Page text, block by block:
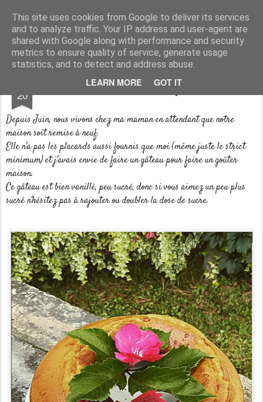
This site uses cookies from Google to deliver its services
and to analyze traffic. Your IP address and user-agent are
shared with Google along with performance and security
metrics to ensure quality of service, generate usage
statistics, and to detect and address abuse.
LEARN MORE GOT IT
Aux papilles by Virginie
20 Gâteau freestyle
Depuis Juin, nous vivons chez ma maman en attendant que notre
maison soit remise à neuf.
Elle n'a pas les placards aussi fournis que moi (même juste le strict
minimum) et j'avais envie de faire un gâteau pour faire un goûter
maison.
Ce gâteau est bien vanillé, peu sucré, donc si vous aimez un peu plus
sucré n'hésitez pas à rajouter ou doubler la dose de sucre.